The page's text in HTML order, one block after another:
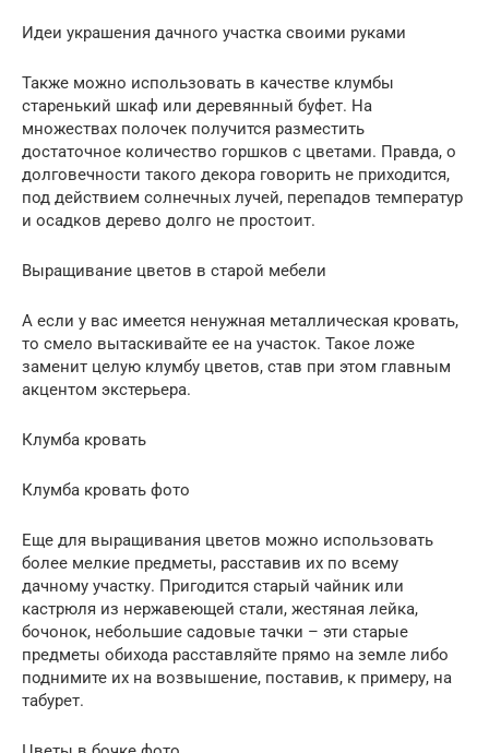
Идеи украшения дачного участка своими руками
Также можно использовать в качестве клумбы
старенький шкаф или деревянный буфет. На
множествах полочек получится разместить
достаточное количество горшков с цветами. Правда, о
долговечности такого декора говорить не приходится,
под действием солнечных лучей, перепадов температур
и осадков дерево долго не простоит.
Выращивание цветов в старой мебели
А если у вас имеется ненужная металлическая кровать,
то смело вытаскивайте ее на участок. Такое ложе
заменит целую клумбу цветов, став при этом главным
акцентом экстерьера.
Клумба кровать
Клумба кровать фото
Еще для выращивания цветов можно использовать
более мелкие предметы, расставив их по всему
дачному участку. Пригодится старый чайник или
кастрюля из нержавеющей стали, жестяная лейка,
бочонок, небольшие садовые тачки – эти старые
предметы обихода расставляйте прямо на земле либо
поднимите их на возвышение, поставив, к примеру, на
табурет.